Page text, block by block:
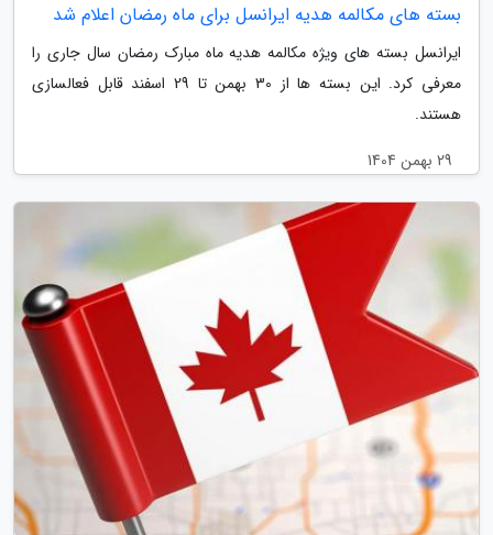
بسته های مکالمه هدیه ایرانسل برای ماه رمضان اعلام شد
ایرانسل بسته های ویژه مکالمه هدیه ماه مبارک رمضان سال جاری را
معرفی کرد. این بسته ها از 30 بهمن تا 29 اسفند قابل فعالسازی
هستند.
29 بهمن 1404